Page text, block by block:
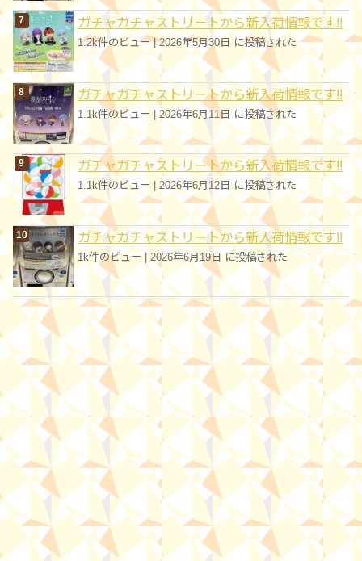
ガチャガチャストリートから新入荷情報です!!
1.2k件のビュー|2026年5月30日 に投稿された
ガチャガチャストリートから新入荷情報です!!
1.1k件のビュー |2026年6月11日 に投稿された
ガチャガチャストリートから新入荷情報です!!
1.1k件のビュー 2026年6月12日 に投稿された
ガチャガチャストリートから新入荷情報です!!
1k件のビュー| 2026年6月19日 に投稿された